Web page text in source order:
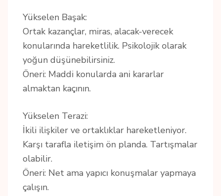
Yükselen Başak:
Ortak kazançlar, miras, alacak-verecek
konularında hareketlilik. Psikolojik olarak
yoğun düşünebilirsiniz.
Öneri: Maddi konularda ani kararlar
almaktan kaçının.
Yükselen Terazi:
İkili ilişkiler ve ortaklıklar hareketleniyor.
Karşı tarafla iletişim ön planda. Tartışmalar
olabilir.
Öneri: Net ama yapıcı konuşmalar yapmaya
çalışın.